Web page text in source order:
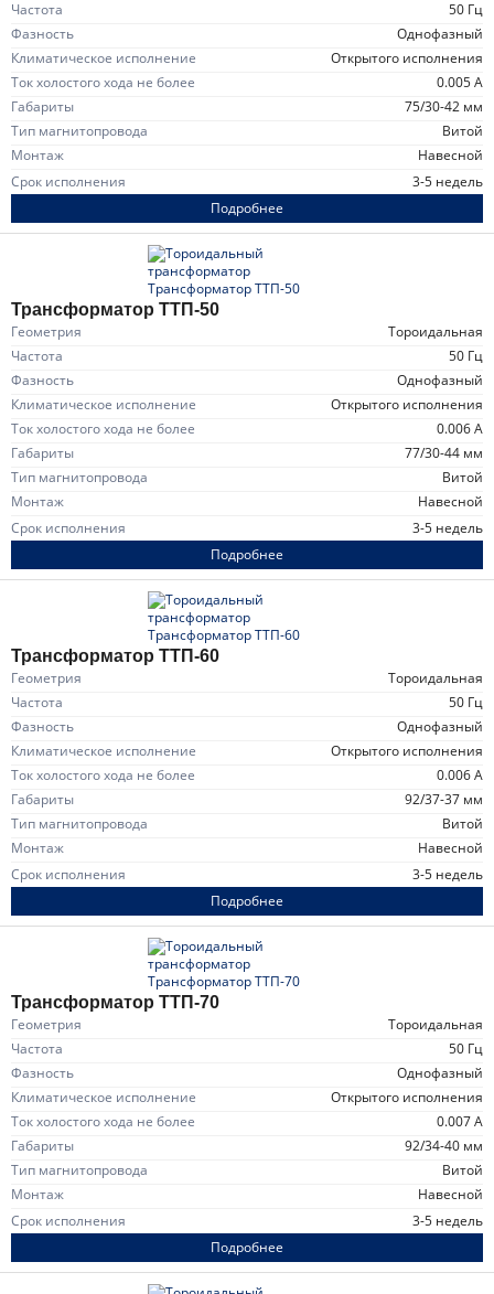
Частота
50 Гц
Фазность
однофазный
Климатическое исполнение
открытого исполнения
Ток холостого хода не более
0.005 А
Габариты
75/30-42 мм
Тип магнитопровода
витой
Монтаж
навесной
Срок исполнения
3-5 недель
Подробнее
Трансформатор ТТП-50
Геометрия
тороидальная
Частота
50 Гц
Фазность
однофазный
Климатическое исполнение
открытого исполнения
Ток холостого хода не более
0.006 А
Габариты
77/30-44 мм
Тип магнитопровода
витой
Монтаж
навесной
Срок исполнения
3-5 недель
Подробнее
Трансформатор ТТП-60
Геометрия
тороидальная
Частота
50 Гц
Фазность
однофазный
Климатическое исполнение
открытого исполнения
Ток холостого хода не более
0.006 А
Габариты
92/37-37 мм
Тип магнитопровода
витой
Монтаж
навесной
Срок исполнения
3-5 недель
Подробнее
Трансформатор ТТП-70
Геометрия
тороидальная
Частота
50 Гц
Фазность
однофазный
Климатическое исполнение
открытого исполнения
Ток холостого хода не более
0.007 А
Габариты
92/34-40 мм
Тип магнитопровода
витой
Монтаж
навесной
Срок исполнения
3-5 недель
Подробнее